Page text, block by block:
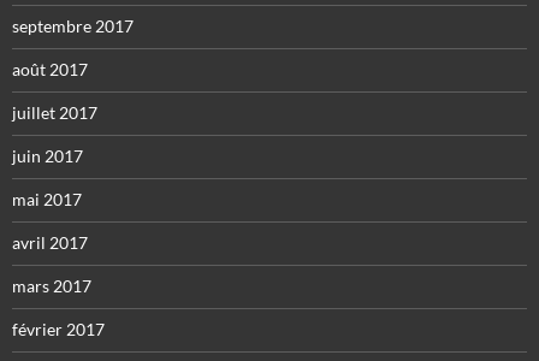
septembre 2017
août 2017
juillet 2017
juin 2017
mai 2017
avril 2017
mars 2017
février 2017